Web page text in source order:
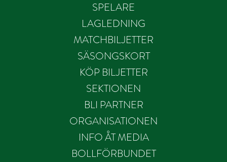
SPELARE
LAGLEDNING
MATCHBILJETTER
SÄSONGSKORT
KÖP BILJETTER
SEKTIONEN
BLI PARTNER
ORGANISATIONEN
INFO ÅT MEDIA
BOLLFÖRBUNDET